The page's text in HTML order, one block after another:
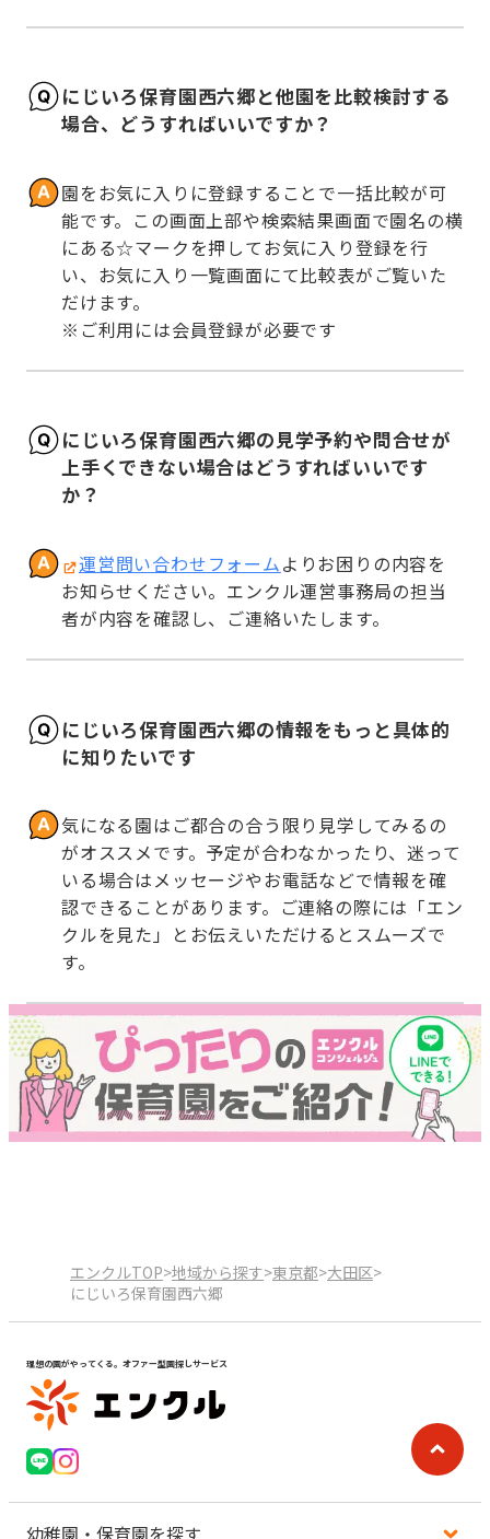
にじいろ保育園西六郷と他園を比較検討する
場合、どうすればいいですか？
園をお気に入りに登録することで一括比較が可
能です。この画面上部や検索結果画面で園名の横
にある☆マークを押してお気に入り登録を行
い、お気に入り一覧画面にて比較表がご覧いた
だけます。
※ご利用には会員登録が必要です
にじいろ保育園西六郷の見学予約や問合せが
上手くできない場合はどうすればいいです
か？
運営問い合わせフォームよりお困りの内容を
お知らせください。エンクル運営事務局の担当
者が内容を確認し、ご連絡いたします。
にじいろ保育園西六郷の情報をもっと具体的
に知りたいです
気になる園はご都合の合う限り見学してみるの
がオススメです。予定が合わなかったり、迷って
いる場合はメッセージやお電話などで情報を確
認できることがあります。ご連絡の際には「エン
クルを見た」とお伝えいただけるとスムーズで
す。
エンクルTOP>地域から探す>東京都>大田区>
にじいろ保育園西六郷
理想の園がやってくる。オファー型園探しサービス
幼稚園・保育園を探す